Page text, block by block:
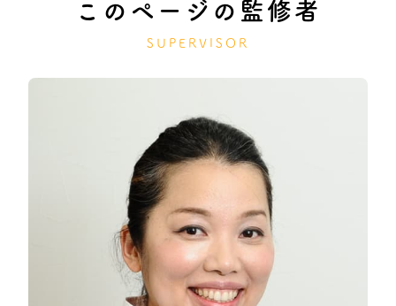
このページの監修者
SUPERVISOR